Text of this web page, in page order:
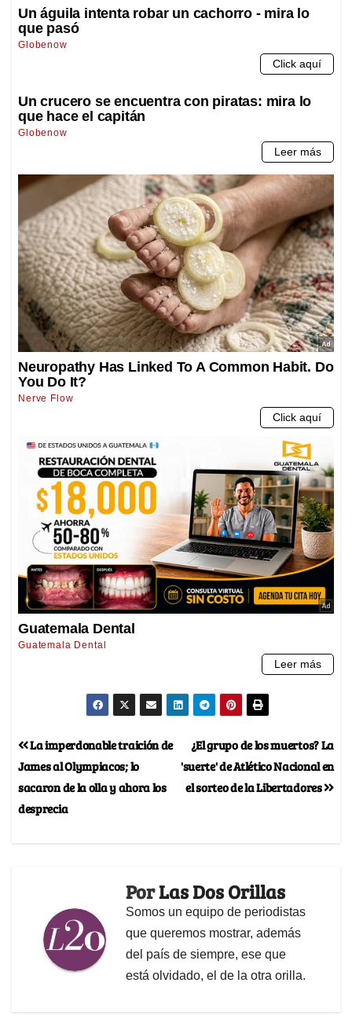
¿El grupo de los muertos? La
'suerte' de Atlético Nacional en
el sorteo de la Libertadores
La imperdonable traición de
James al Olympiacos; lo
sacaron de la olla y ahora los
desprecia
PorLas Dos Orillas
Somos un equipo de periodistas
que queremos mostrar, además
del país de siempre, ese que
está olvidado, el de la otra orilla.